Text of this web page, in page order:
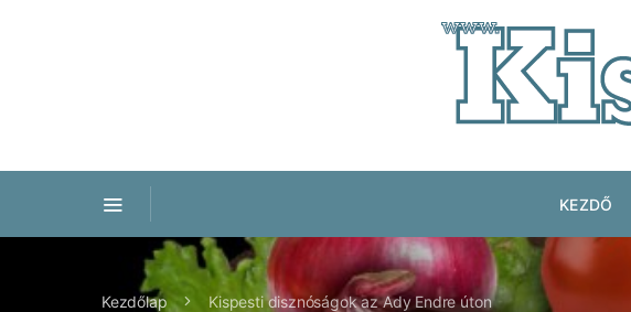
KEZDŐ
Kezdőlap Kispesti disznóságok az Ady Endre úton